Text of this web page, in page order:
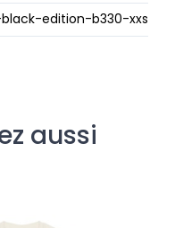
edition-b330-xxs
aussi